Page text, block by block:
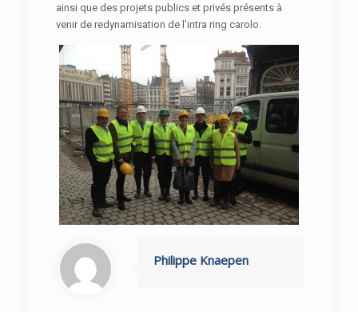
ainsi que des projets publics et privés présents à
venir de redynamisation de l’intra ring carolo.
Philippe Knaepen